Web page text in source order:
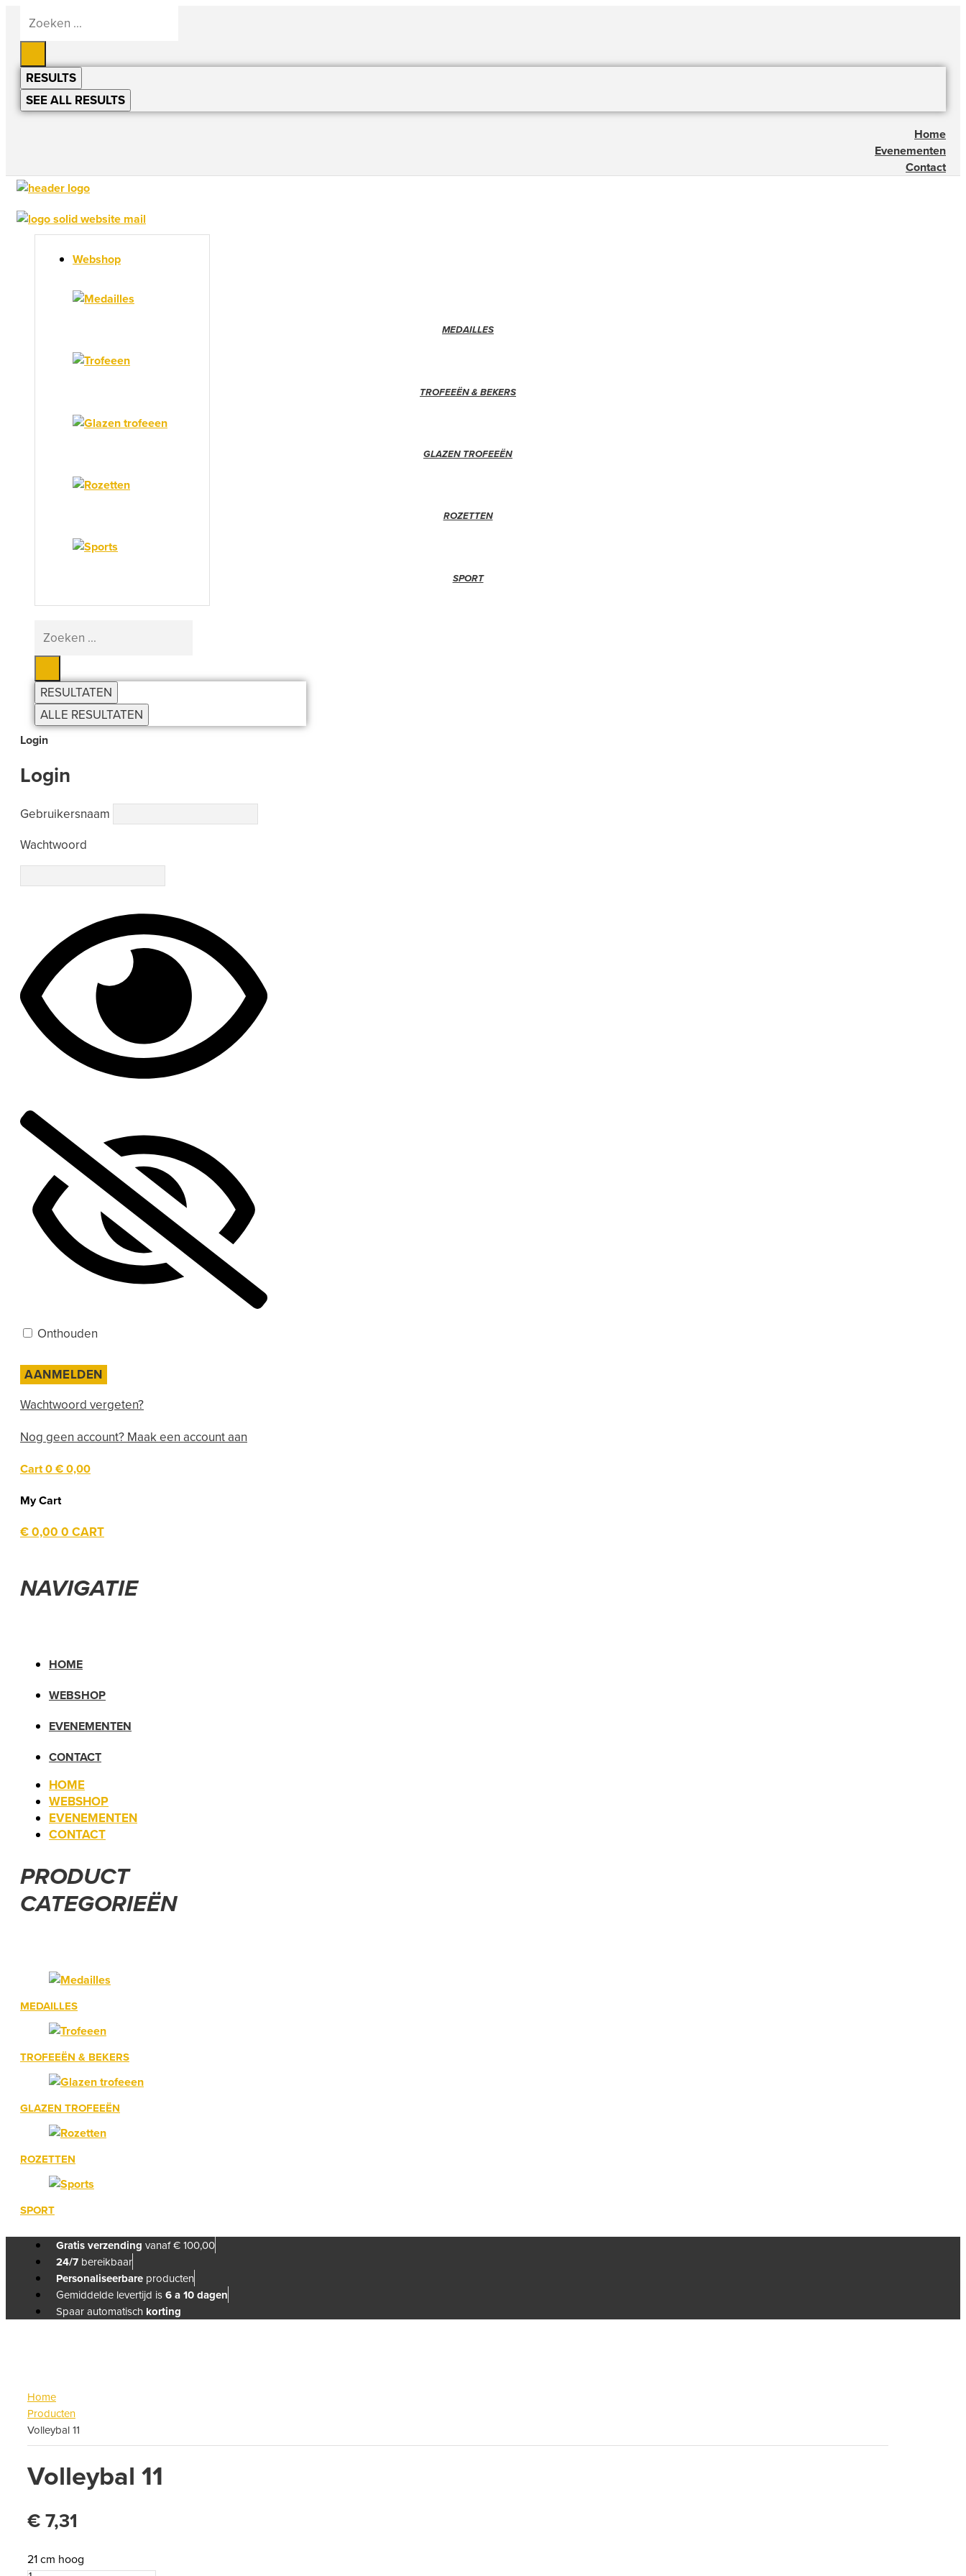
inhoud
RESULTS
SEE ALL RESULTS
Home
Evenementen
Contact
Webshop
MEDAILLES
TROFEEËN & BEKERS
GLAZEN TROFEEËN
ROZETTEN
SPORT
RESULTATEN
ALLE RESULTATEN
Login
Login
Gebruikersnaam
Wachtwoord
Onthouden
Wachtwoord vergeten?
Nog geen account? Maak een account aan
Cart0€ 0,00
My Cart
€0,000CART
NAVIGATIE
HOME
WEBSHOP
EVENEMENTEN
CONTACT
HOME
WEBSHOP
EVENEMENTEN
CONTACT
PRODUCT
CATEGORIEËN
MEDAILLES
TROFEEËN & BEKERS
GLAZEN TROFEEËN
ROZETTEN
SPORT
Gratis verzending vanaf € 100,00
24/7 bereikbaar
Personaliseerbare producten
Gemiddelde levertijd is6 a 10 dagen
Spaar automatisch korting
Home
Producten
Volleybal 11
Volleybal 11
€7,31
21 cm hoog